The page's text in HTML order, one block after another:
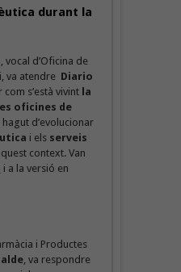
durant la
, vocal d’Oficina de
va atendre Diario
s’està vivint la
oficines de
d’evolucionar
i els serveis
context. Van
i a la versió en
i Productes
, va respondre